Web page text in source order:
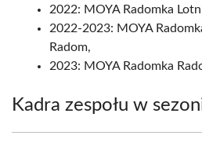
2022: MOYA Radomka
2022-2023: MOYA
Radom,
2023: MOYA Radomka
Kadra zespołu w